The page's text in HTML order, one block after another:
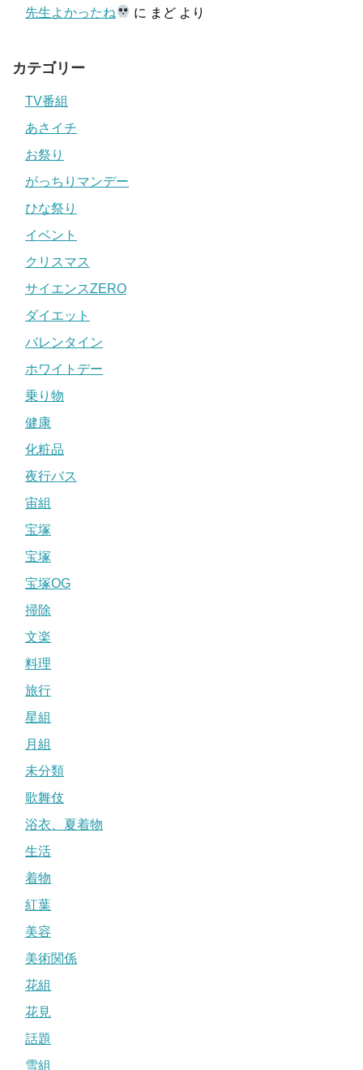
先生よかったね
に まど より
カテゴリー
TV番組
あさイチ
お祭り
がっちりマンデー
ひな祭り
イベント
クリスマス
サイエンスZERO
ダイエット
バレンタイン
ホワイトデー
乗り物
健康
化粧品
夜行バス
宙組
宝塚
宝塚
宝塚OG
掃除
文楽
料理
旅行
星組
月組
未分類
歌舞伎
浴衣、夏着物
生活
着物
紅葉
美容
美術関係
花組
花見
話題
雪組